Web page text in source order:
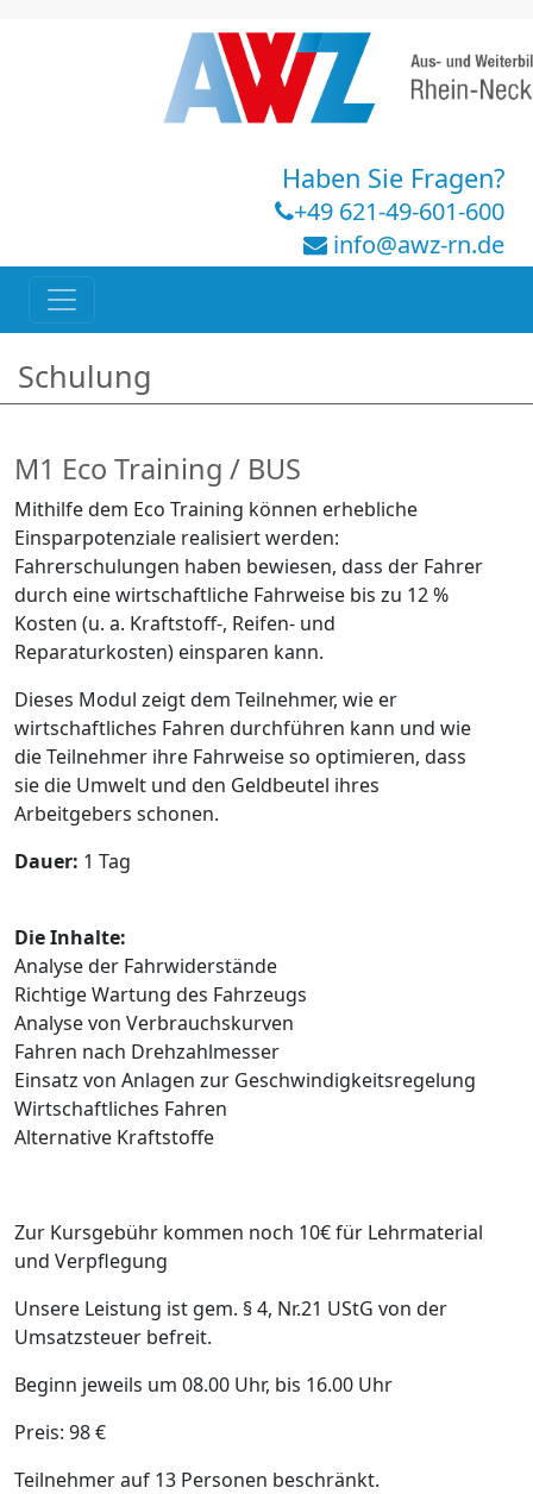
Haben Sie Fragen?
+49 621-49-601-600
info@awz-rn.de
Schulung
M1 Eco Training / BUS
Mithilfe dem Eco Training können erhebliche
Einsparpotenziale realisiert werden:
Fahrerschulungen haben bewiesen, dass der Fahrer
durch eine wirtschaftliche Fahrweise bis zu 12 %
Kosten (u. a. Kraftstoff-, Reifen- und
Reparaturkosten) einsparen kann.
Dieses Modul zeigt dem Teilnehmer, wie er
wirtschaftliches Fahren durchführen kann und wie
die Teilnehmer ihre Fahrweise so optimieren, dass
sie die Umwelt und den Geldbeutel ihres
Arbeitgebers schonen.
Dauer: 1 Tag
Die Inhalte:
Analyse der Fahrwiderstände
Richtige Wartung des Fahrzeugs
Analyse von Verbrauchskurven
Fahren nach Drehzahlmesser
Einsatz von Anlagen zur Geschwindigkeitsregelung
Wirtschaftliches Fahren
Alternative Kraftstoffe
Zur Kursgebühr kommen noch 10€ für Lehrmaterial
und Verpflegung
Unsere Leistung ist gem. § 4, Nr.21 UStG von der
Umsatzsteuer befreit.
Beginn jeweils um 08.00 Uhr, bis 16.00 Uhr
Preis: 98 €
Teilnehmer auf 13 Personen beschränkt.